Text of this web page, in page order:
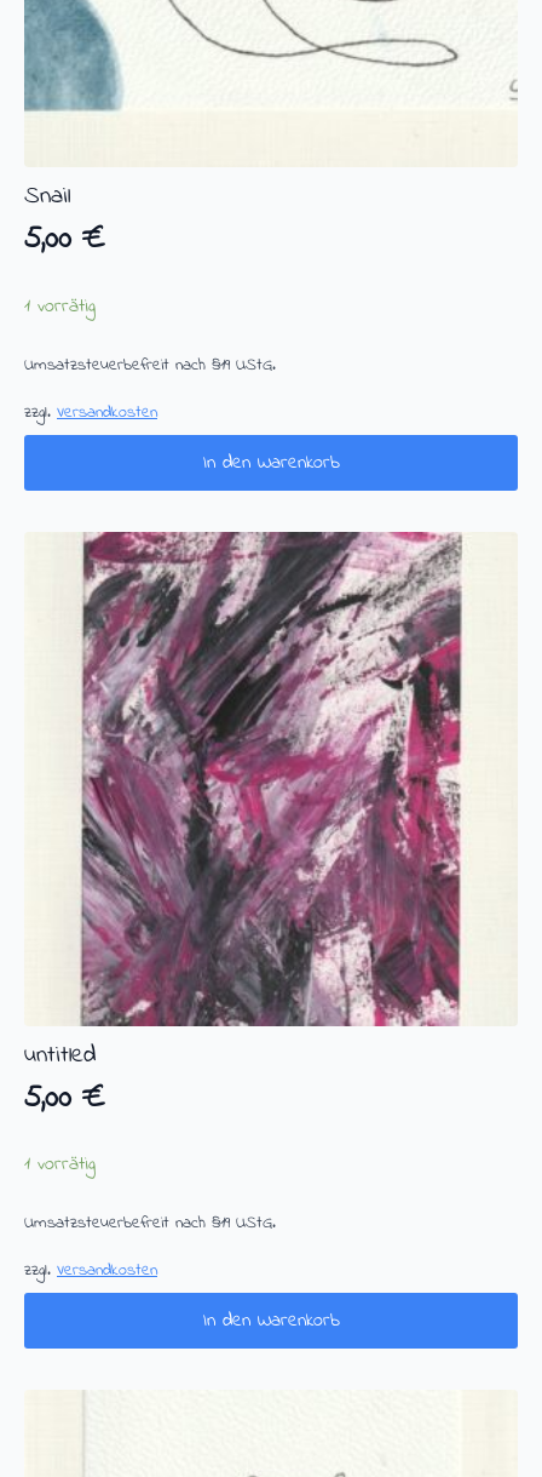
Snail
5,00 €
1 vorrätig
Umsatzsteuerbefreit nach §19 UStG.
zzgl. Versandkosten
In den Warenkorb
untitled
5,00 €
1 vorrätig
Umsatzsteuerbefreit nach §19 UStG.
zzgl. Versandkosten
In den Warenkorb